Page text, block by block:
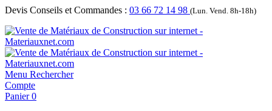
Devis Conseils et Commandes : 03 66 72 14 98 (Lun. Vend. 8h-18h)
Menu Rechercher
Compte
Panier 0